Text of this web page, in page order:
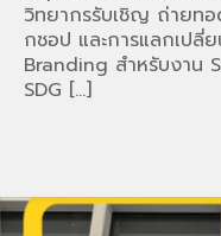
วิทยากรรับเชิญ ถ่ายทอ
กชอป และการแลกเปลี่
Branding สำหรับงาน
SDG […]